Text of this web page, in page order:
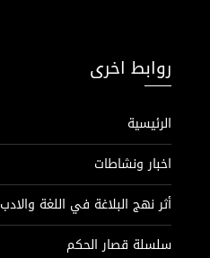
روابط اخرى
الرئيسية
اخبار ونشاطات
أثر نهج البلاغة في اللغة والادب
سلسلة قصار الحكم